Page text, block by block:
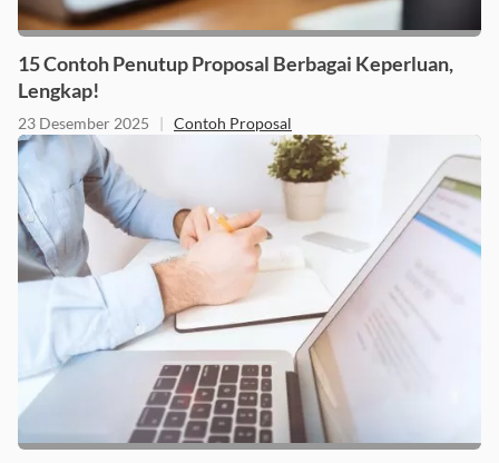
15 Contoh Penutup Proposal Berbagai Keperluan,
Lengkap!
23 Desember 2025 | Contoh Proposal